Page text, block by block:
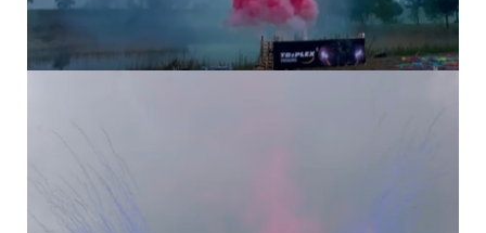
OHŇOSTROJNÝ... OHŇOSTROJNÝ... TICHÝ...